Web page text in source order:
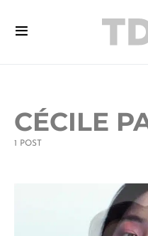
CÉCILE
1 POST